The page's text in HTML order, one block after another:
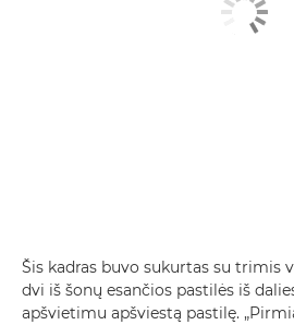
Šis kadras buvo sukurtas su trimis
dvi iš šonų esančios pastilės iš
apšvietimu apšviestą pastilę.